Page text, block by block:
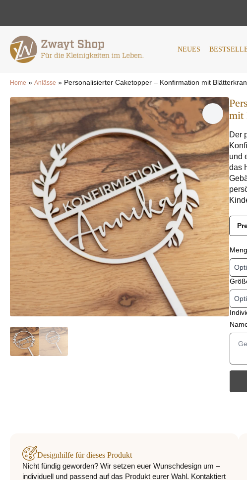
NEUES
Home » Anlässe » Personalisierter Caketopper – Konfirmation mit
mit
Der
und
das
Designhilfe für dieses Produkt
Nicht fündig geworden? Wir setzen euer Wunschdesign um –
individuell und passend auf das Produkt eurer Wahl. Kontaktiert